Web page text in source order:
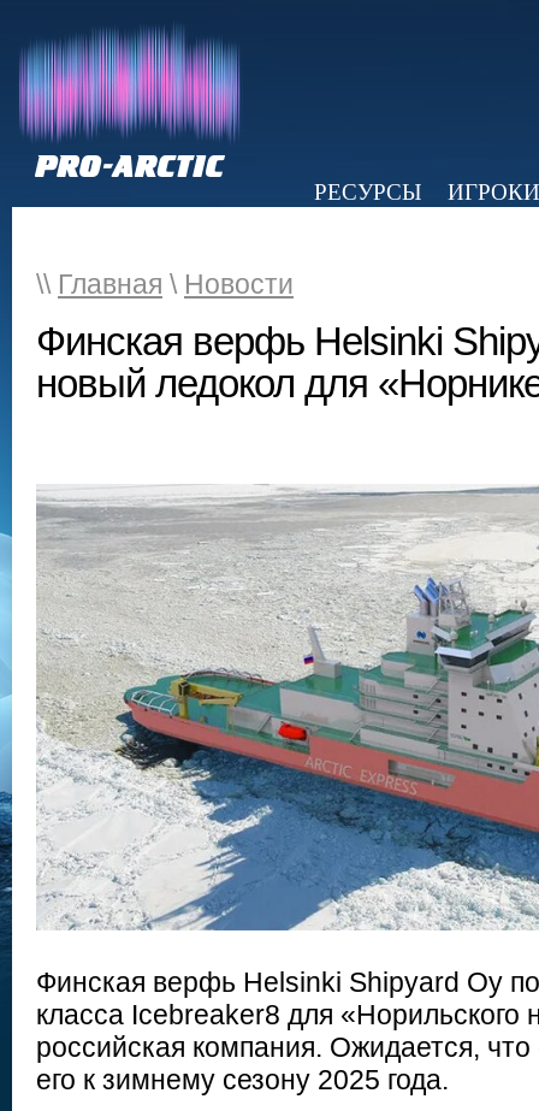
РЕСУРСЫ
ИГРОКИ
\\ Главная \ Новости
Финская верфь Helsinki
новый ледокол для
Финская верфь Helsinki Shipyard Oy
класса Icebreaker8 для «Норильского
российская компания. Ожидается,
его к зимнему сезону 2025 года.